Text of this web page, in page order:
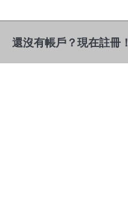
還沒有帳戶？現在註冊！